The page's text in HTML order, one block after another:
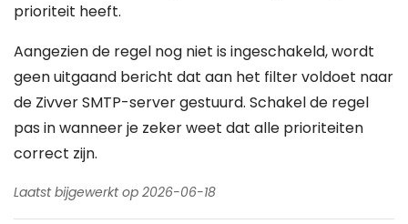
prioriteit heeft.
Aangezien de regel nog niet is ingeschakeld, wordt
geen uitgaand bericht dat aan het filter voldoet naar
de Zivver SMTP-server gestuurd. Schakel de regel
pas in wanneer je zeker weet dat alle prioriteiten
correct zijn.
Laatst bijgewerkt op 2026-06-18